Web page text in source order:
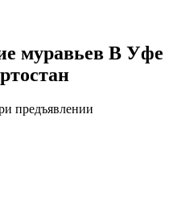
муравьев В Уфе
предъявлении